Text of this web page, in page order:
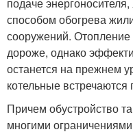
подаче
способом обогрева
сооружений.
дороже, однако
останется на прежнем
котельные встречаются
Причем обустройство
многими